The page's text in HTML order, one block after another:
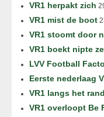
VR1 herpakt zich
VR1 mist de boot
VR1 stoomt door
VR1 boekt nipte
LVV Football
Eerste nederlaag
VR1 langs het
VR1 overloopt Be